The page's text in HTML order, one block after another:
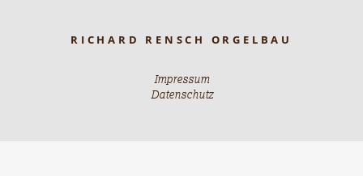
RICHARD RENSCH ORGELBAU
Impressum
Datenschutz